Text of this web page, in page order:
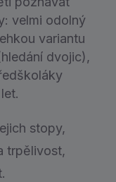
velmi odolný
variantu
dvojic),
stopy,
trpělivost,